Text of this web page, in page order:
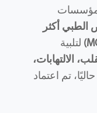
الطبي أكثر
لتلبية
الالتهابات،
حاليًا، تم اعتماد